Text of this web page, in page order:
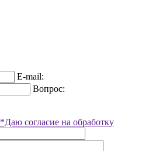
E-mail:
Вопрос:
*Даю согласие на обработку